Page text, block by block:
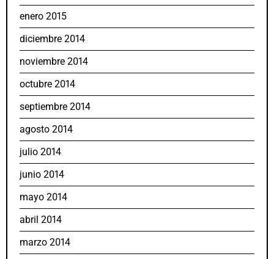
enero 2015
diciembre 2014
noviembre 2014
octubre 2014
septiembre 2014
agosto 2014
julio 2014
junio 2014
mayo 2014
abril 2014
marzo 2014